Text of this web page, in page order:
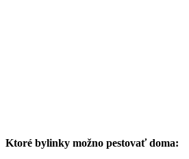
Ktoré bylinky možno pestovať doma: